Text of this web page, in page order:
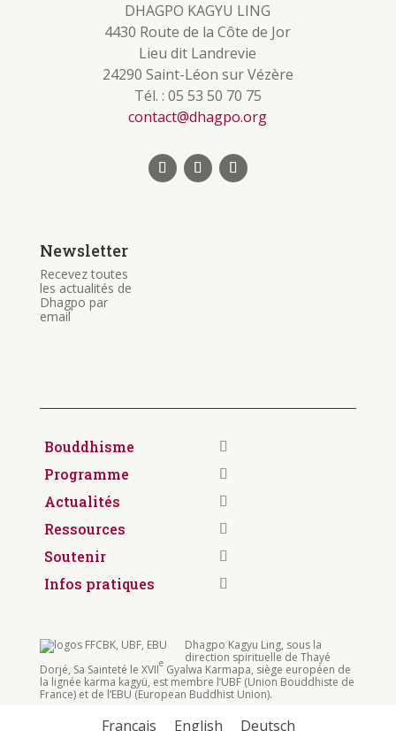
DHAGPO KAGYU LING
4430 Route de la Côte de Jor
Lieu dit Landrevie
24290 Saint-Léon sur Vézère
Tél. : 05 53 50 70 75
contact@dhagpo.org
Newsletter
Recevez toutes
les actualités de
Dhagpo par
email
Bouddhisme
Programme
Actualités
Ressources
Soutenir
Infos pratiques
Dhagpo Kagyu Ling, sous la
direction spirituelle de Thayé
Dorjé, Sa Sainteté le XVIIeGyalwa Karmapa, siège européen de
la lignée karma kagyü, est membre l’UBF (Union Bouddhiste de
France) et de l’EBU (European Buddhist Union).
Français English Deutsch